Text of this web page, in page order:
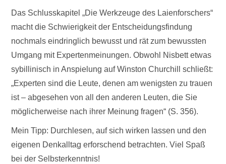
Das Schlusskapitel „Die Werkzeuge des Laienforschers“
macht die Schwierigkeit der Entscheidungsfindung
nochmals eindringlich bewusst und rät zum bewussten
Umgang mit Expertenmeinungen. Obwohl Nisbett etwas
sybillinisch in Anspielung auf Winston Churchill schließt:
„Experten sind die Leute, denen am wenigsten zu trauen
ist – abgesehen von all den anderen Leuten, die Sie
möglicherweise nach ihrer Meinung fragen“ (S. 356).
Mein Tipp: Durchlesen, auf sich wirken lassen und den
eigenen Denkalltag erforschend betrachten. Viel Spaß
bei der Selbsterkenntnis!